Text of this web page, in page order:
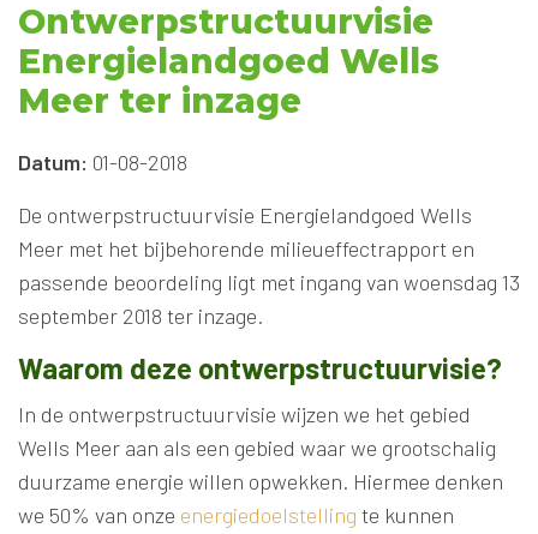
Ontwerpstructuurvisie
Energielandgoed Wells
Meer ter inzage
Datum: 01-08-2018
De ontwerpstructuurvisie Energielandgoed Wells
Meer met het bijbehorende milieueffectrapport en
passende beoordeling ligt met ingang van woensdag 13
september 2018 ter inzage.
Waarom deze ontwerpstructuurvisie?
In de ontwerpstructuurvisie wijzen we het gebied
Wells Meer aan als een gebied waar we grootschalig
duurzame energie willen opwekken. Hiermee denken
we 50% van onze energiedoelstelling te kunnen